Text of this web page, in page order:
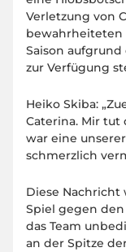
Verletzung von
bewahrheiteten
Saison
zur Verfügung
Heiko Skiba:
Caterina. Mir tut
war eine
schmerzlich
Diese Nachricht
Spiel gegen
das Team
an der Spitze